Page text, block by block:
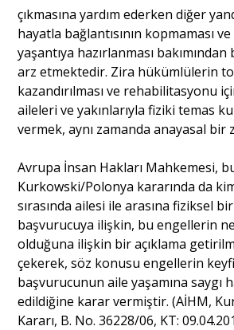
çıkmasına yardım ederken diğer
hayatla bağlantısının kopmaması
yaşantıya hazırlanması
arz etmektedir. Zira hükümlülerin
kazandırılması ve rehabilitasyonu
aileleri ve yakınlarıyla fiziki temas
vermek, aynı zamanda anayasal
Avrupa İnsan Hakları Mahkemesi,
Kurkowski/Polonya kararında da
sırasında ailesi ile arasına fiziksel
başvurucuya ilişkin, bu engellerin
olduğuna ilişkin bir açıklama
çekerek, söz konusu engellerin
başvurucunun aile yaşamına saygı
edildiğine karar vermiştir. (AİHM,
Kararı, B. No. 36228/06, KT: